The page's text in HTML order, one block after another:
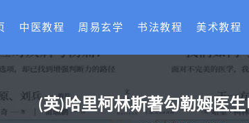
中医教程 周易玄学 书法教程 美术教程
(英)哈里柯林斯著勾勒姆医